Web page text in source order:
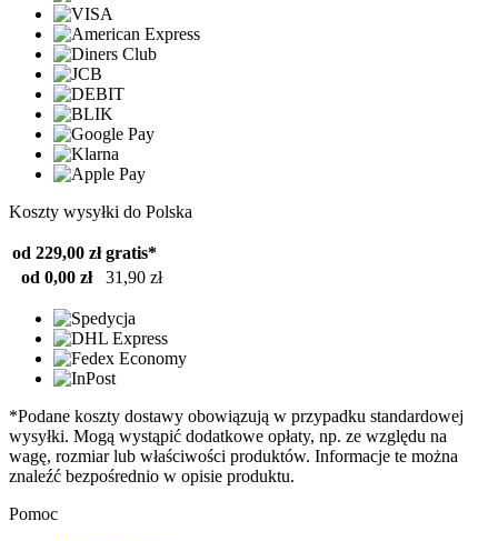
Koszty wysyłki do Polska
od 229,00 zł gratis*
od 0,00 zł
31,90 zł
*Podane koszty dostawy obowiązują w przypadku standardowej
wysyłki. Mogą wystąpić dodatkowe opłaty, np. ze względu na
wagę, rozmiar lub właściwości produktów. Informacje te można
znaleźć bezpośrednio w opisie produktu.
Pomoc